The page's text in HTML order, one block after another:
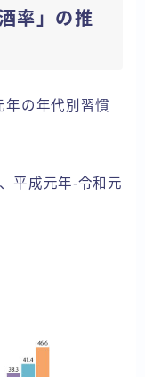
率」の推
年の年代別習慣
平成元年-令和元